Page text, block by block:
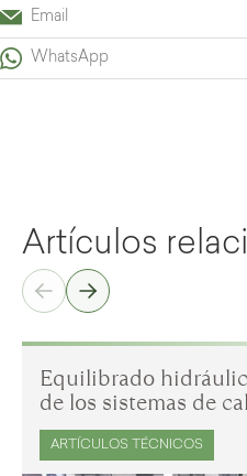
Email
WhatsApp
Artículos
Equilibrado
de los sistemas de
ARTÍCULOS TÉCNICOS